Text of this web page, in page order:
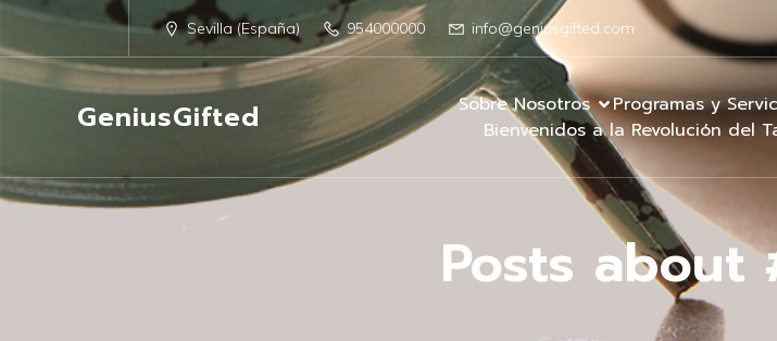
Sevilla (España) 954000000 info@geniusgifted.com
GeniusGifted Sobre Nosotros Programas y
Bienvenidos a la Revolución del
Posts about